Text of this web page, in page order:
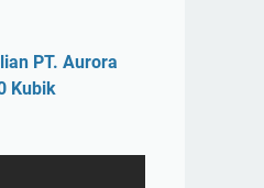
PT. Aurora
Kubik